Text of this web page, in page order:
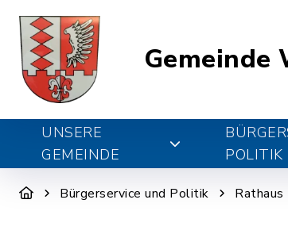
Gemeinde
UNSERE
GEMEINDE
POLITIK
Bürgerservice und Politik Rathaus